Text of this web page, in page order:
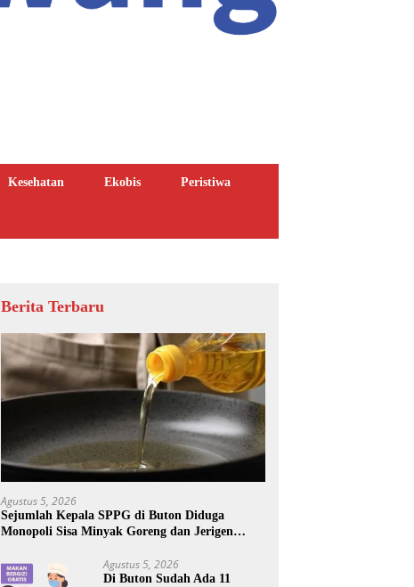
Kesehatan Ekobis Peristiwa
Berita Terbaru
Agustus 5, 2026
Sejumlah Kepala SPPG di Buton Diduga
Monopoli Sisa Minyak Goreng dan Jerigen
Agustus 5, 2026
Di Buton Sudah Ada 11